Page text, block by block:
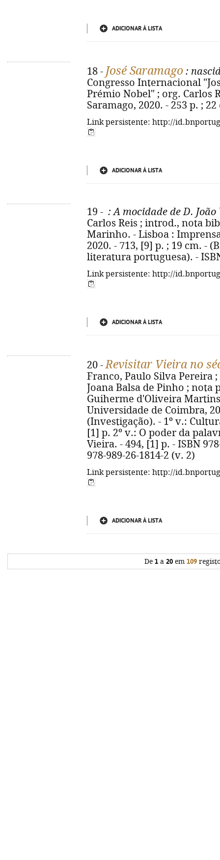
ADICIONAR À LISTA
18 - José Saramago :
Congresso Internacional
Prémio Nobel" ; org. Carlos
Saramago, 2020. - 253 p. ;
Link persistente: http://
ADICIONAR À LISTA
19 - : A mocidade de D. João
Carlos Reis ; introd., nota
Marinho. - Lisboa :
2020. - 713, [9] p. ; 19 cm. -
literatura portuguesa). -
Link persistente: http://
ADICIONAR À LISTA
20 -Revisitar Vieira no
Franco, Paulo Silva Pereira
Joana Balsa de Pinho ; nota
Guiherme d'Oliveira
Universidade de Coimbra,
(Investigação). - 1º v.:
[1] p. 2º v.: O poder da
Vieira. - 494, [1] p. - ISBN
978-989-26-1814-2 (v. 2)
Link persistente: http://
ADICIONAR À LISTA
De 1 a 20 em 109